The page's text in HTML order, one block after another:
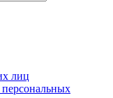
лиц